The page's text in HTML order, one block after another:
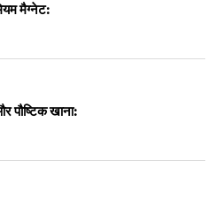
मैग्नेट:
पौष्टिक खाना: